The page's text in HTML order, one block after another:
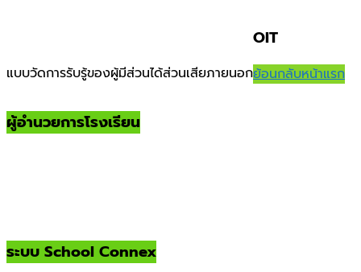
แบบวัดการรับรู้ของผู้มีส่วนได้ส่วนเสียภายนอก
OIT
ย้อนกลับหน้าแรก
ผู้อำนวยการโรงเรียน
ระบบ School Connex